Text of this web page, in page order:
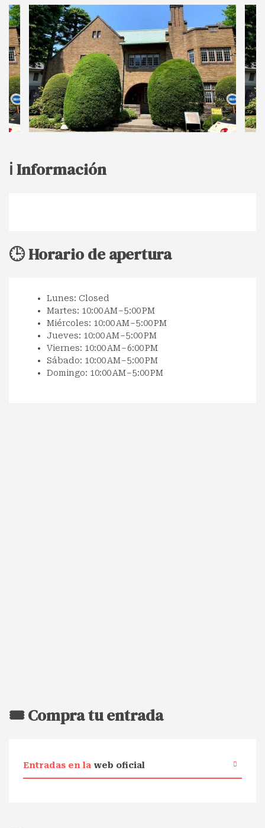
ℹ️ Información
🕒 Horario de apertura
Lunes: Closed
Martes: 10:00 AM – 5:00 PM
Miércoles: 10:00 AM – 5:00 PM
Jueves: 10:00 AM – 5:00 PM
Viernes: 10:00 AM – 6:00 PM
Sábado: 10:00 AM – 5:00 PM
Domingo: 10:00 AM – 5:00 PM
🎟️ Compra tu entrada
Entradas en la web oficial